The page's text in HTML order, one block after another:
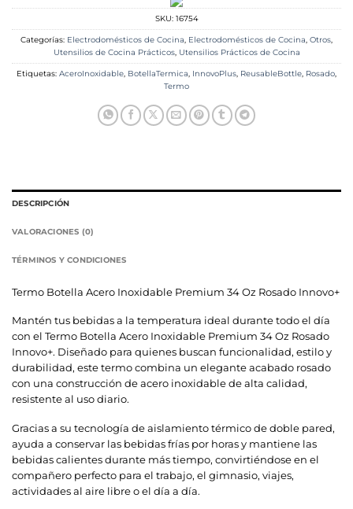
SKU: 16754
Categorías: Electrodomésticos de Cocina, Electrodomésticos de Cocina, Otros,
Utensilios de Cocina Prácticos, Utensilios Prácticos de Cocina
Etiquetas: AceroInoxidable, BotellaTermica, InnovoPlus, ReusableBottle, Rosado,
Termo
DESCRIPCIÓN
VALORACIONES (0)
TÉRMINOS Y CONDICIONES
Termo Botella Acero Inoxidable Premium 34 Oz Rosado Innovo+
Mantén tus bebidas a la temperatura ideal durante todo el día
con el Termo Botella Acero Inoxidable Premium 34 Oz Rosado
Innovo+. Diseñado para quienes buscan funcionalidad, estilo y
durabilidad, este termo combina un elegante acabado rosado
con una construcción de acero inoxidable de alta calidad,
resistente al uso diario.
Gracias a su tecnología de aislamiento térmico de doble pared,
ayuda a conservar las bebidas frías por horas y mantiene las
bebidas calientes durante más tiempo, convirtiéndose en el
compañero perfecto para el trabajo, el gimnasio, viajes,
actividades al aire libre o el día a día.